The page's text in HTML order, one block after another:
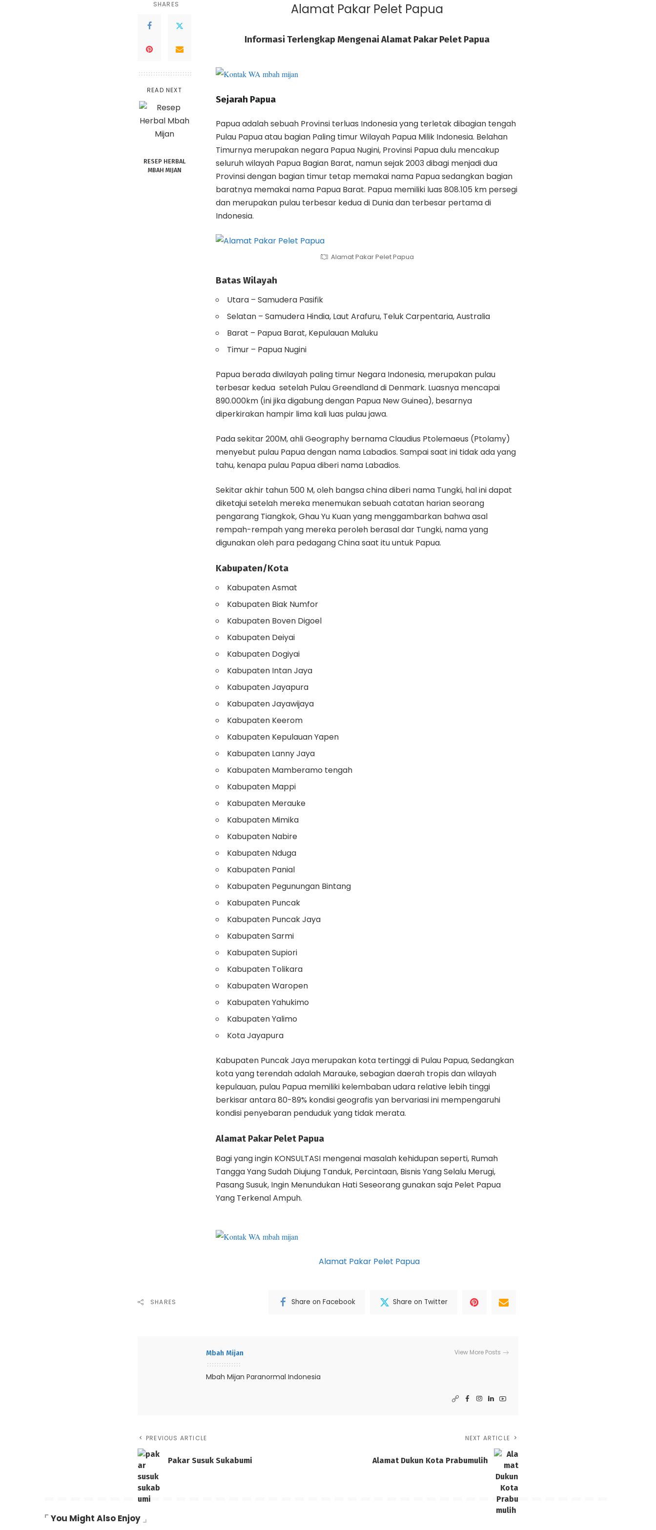
SHARES
READ NEXT
RESEP HERBAL
MBAH MIJAN
Alamat Pakar Pelet Papua
Informasi Terlengkap Mengenai Alamat Pakar Pelet Papua
Sejarah Papua
Papua adalah sebuah Provinsi terluas Indonesia yang terletak dibagian tengah
Pulau Papua atau bagian Paling timur Wilayah Papua Milik Indonesia. Belahan
Timurnya merupakan negara Papua Nugini, Provinsi Papua dulu mencakup
seluruh wilayah Papua Bagian Barat, namun sejak 2003 dibagi menjadi dua
Provinsi dengan bagian timur tetap memakai nama Papua sedangkan bagian
baratnya memakai nama Papua Barat. Papua memiliki luas 808.105 km persegi
dan merupakan pulau terbesar kedua di Dunia dan terbesar pertama di
Indonesia.
Alamat Pakar Pelet Papua
Batas Wilayah
Utara – Samudera Pasifik
Selatan – Samudera Hindia, Laut Arafuru, Teluk Carpentaria, Australia
Barat – Papua Barat, Kepulauan Maluku
Timur – Papua Nugini
Papua berada diwilayah paling timur Negara Indonesia, merupakan pulau
terbesar kedua setelah Pulau Greendland di Denmark. Luasnya mencapai
890.000km (ini jika digabung dengan Papua New Guinea), besarnya
diperkirakan hampir lima kali luas pulau jawa.
Pada sekitar 200M, ahli Geography bernama Claudius Ptolemaeus (Ptolamy)
menyebut pulau Papua dengan nama Labadios. Sampai saat ini tidak ada yang
tahu, kenapa pulau Papua diberi nama Labadios.
Sekitar akhir tahun 500 M, oleh bangsa china diberi nama Tungki, hal ini dapat
diketajui setelah mereka menemukan sebuah catatan harian seorang
pengarang Tiangkok, Ghau Yu Kuan yang menggambarkan bahwa asal
rempah-rempah yang mereka peroleh berasal dar Tungki, nama yang
digunakan oleh para pedagang China saat itu untuk Papua.
Kabupaten/Kota
Kabupaten Asmat
Kabupaten Biak Numfor
Kabupaten Boven Digoel
Kabupaten Deiyai
Kabupaten Dogiyai
Kabupaten Intan Jaya
Kabupaten Jayapura
Kabupaten Jayawijaya
Kabupaten Keerom
Kabupaten Kepulauan Yapen
Kabupaten Lanny Jaya
Kabupaten Mamberamo tengah
Kabupaten Mappi
Kabupaten Merauke
Kabupaten Mimika
Kabupaten Nabire
Kabupaten Nduga
Kabupaten Panial
Kabupaten Pegunungan Bintang
Kabupaten Puncak
Kabupaten Puncak Jaya
Kabupaten Sarmi
Kabupaten Supiori
Kabupaten Tolikara
Kabupaten Waropen
Kabupaten Yahukimo
Kabupaten Yalimo
Kota Jayapura
Kabupaten Puncak Jaya merupakan kota tertinggi di Pulau Papua, Sedangkan
kota yang terendah adalah Marauke, sebagian daerah tropis dan wilayah
kepulauan, pulau Papua memiliki kelembaban udara relative lebih tinggi
berkisar antara 80-89% kondisi geografis yan bervariasi ini mempengaruhi
kondisi penyebaran penduduk yang tidak merata.
Alamat Pakar Pelet Papua
Bagi yang ingin KONSULTASI mengenai masalah kehidupan seperti, Rumah
Tangga Yang Sudah Diujung Tanduk, Percintaan, Bisnis Yang Selalu Merugi,
Pasang Susuk, Ingin Menundukan Hati Seseorang gunakan saja Pelet Papua
Yang Terkenal Ampuh.
Alamat Pakar Pelet Papua
SHARES Share on Facebook Share on Twitter
Mbah Mijan View More Posts
Mbah Mijan Paranormal Indonesia
PREVIOUS ARTICLE
Pakar Susuk Sukabumi
NEXT ARTICLE
Alamat Dukun Kota Prabumulih
You Might Also Enjoy